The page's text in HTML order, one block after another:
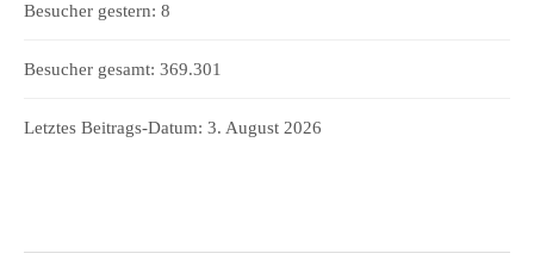
Besucher gestern: 8
Besucher gesamt: 369.301
Letztes Beitrags-Datum: 3. August 2026